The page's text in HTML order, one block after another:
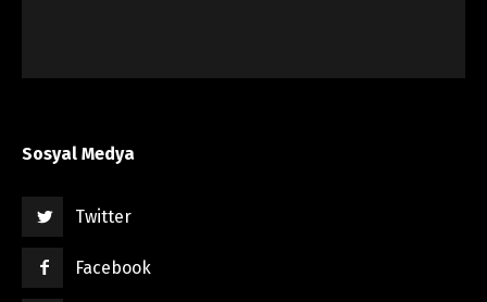
Sosyal Medya
Twitter
Facebook